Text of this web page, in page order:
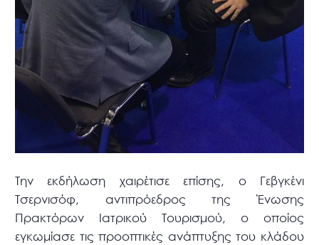
Την εκδήλωση χαιρέτισε επίσης, ο Γεβγκένι
Τσερνισόφ, αντιπρόεδρος της Ένωσης
Πρακτόρων Ιατρικού Τουρισμού, ο οποίος
εγκωμίασε τις προοπτικές ανάπτυξης του κλάδου